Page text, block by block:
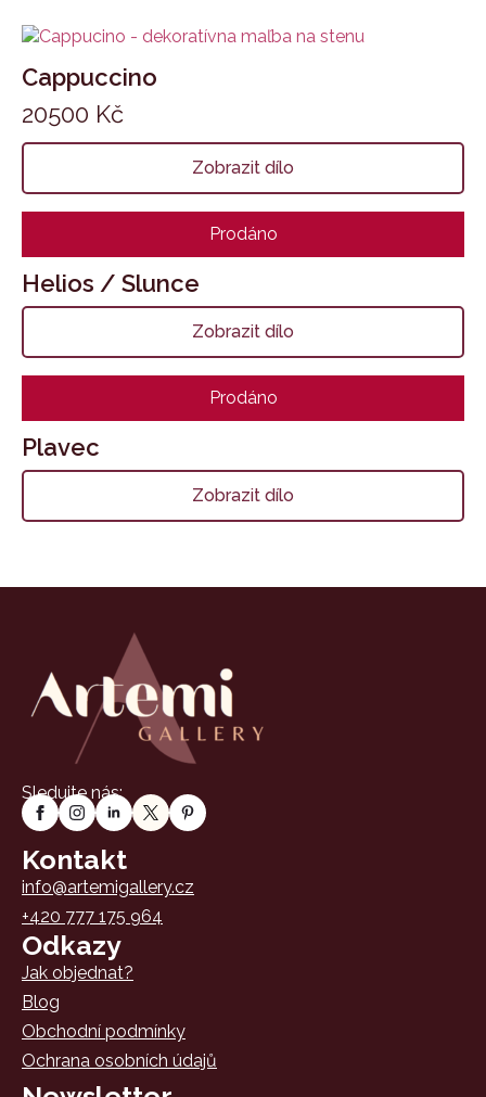
Cappuccino
20500 Kč
Zobrazit dílo
Prodáno
Helios / Slunce
Zobrazit dílo
Prodáno
Plavec
Zobrazit dílo
Sledujte nás:
Kontakt
info@artemigallery.cz
+420 777 175 964
Odkazy
Jak objednat?
Blog
Obchodní podmínky
Ochrana osobních údajů